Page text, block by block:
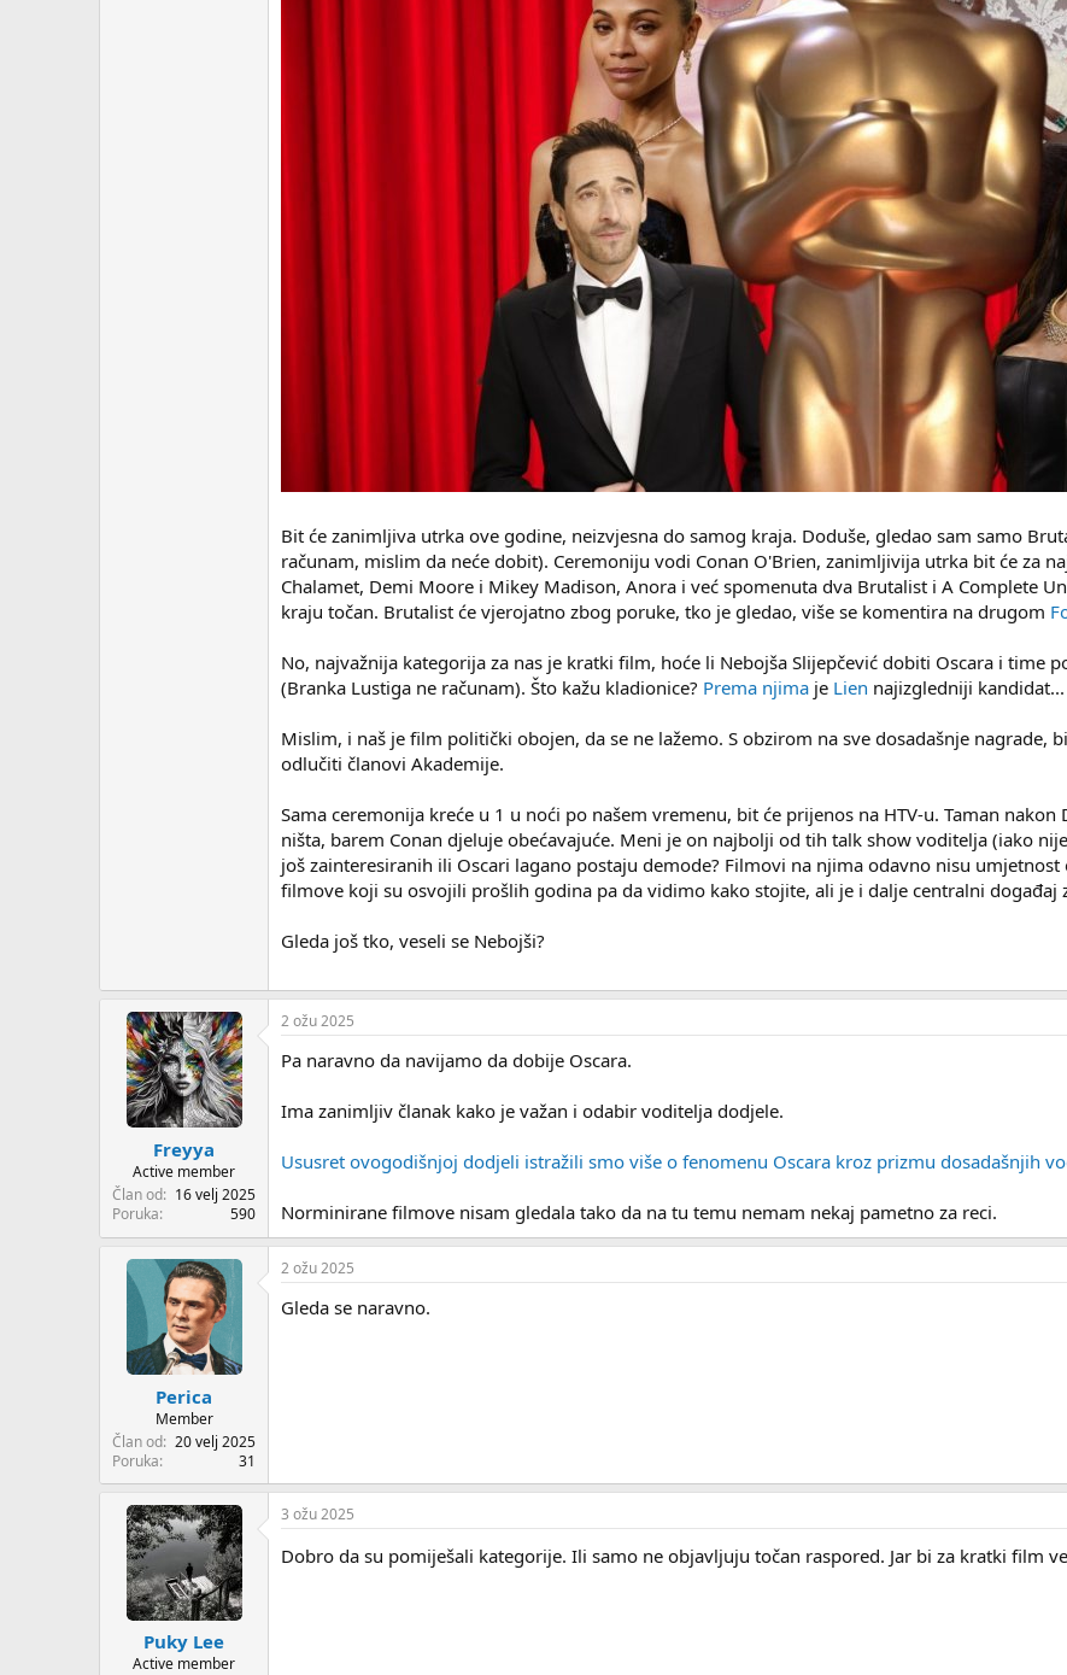
Bit će zanimljiva utrka ove godine, neizvjesna do samog kraja. Doduše, gledao sam samo
računam, mislim da neće dobit). Ceremoniju vodi Conan O'Brien, zanimljivija utrka bit će za
Chalamet, Demi Moore i Mikey Madison, Anora i već spomenuta dva Brutalist i A Complete
kraju točan. Brutalist će vjerojatno zbog poruke, tko je gledao, više se komentira na drugom
No, najvažnija kategorija za nas je kratki film, hoće li Nebojša Slijepčević dobiti Oscara i time
(Branka Lustiga ne računam). Što kažu kladionice? Prema njima je Lien najizgledniji
Mislim, i naš je film politički obojen, da se ne lažemo. S obzirom na sve dosadašnje nagrade,
odlučiti članovi Akademije.
Sama ceremonija kreće u 1 u noći po našem vremenu, bit će prijenos na HTV-u. Taman
ništa, barem Conan djeluje obećavajuće. Meni je on najbolji od tih talk show voditelja (iako
još zainteresiranih ili Oscari lagano postaju demode? Filmovi na njima odavno nisu
filmove koji su osvojili prošlih godina pa da vidimo kako stojite, ali je i dalje centralni događaj
Gleda još tko, veseli se Nebojši?
Freyya
Active member
Član od
16 velj 2025
Poruka
590
2 ožu 2025
Pa naravno da navijamo da dobije Oscara.
Ima zanimljiv članak kako je važan i odabir voditelja dodjele.
Ususret ovogodišnjoj dodjeli istražili smo više o fenomenu Oscara kroz prizmu dosadašnjih
Norminirane filmove nisam gledala tako da na tu temu nemam nekaj pametno za reci.
Perica
Member
Član od 20 velj 2025
Poruka
31
2 ožu 2025
Gleda se naravno.
Puky Lee
Active member
3 ožu 2025
Dobro da su pomiješali kategorije. Ili samo ne objavljuju točan raspored. Jar bi za kratki film